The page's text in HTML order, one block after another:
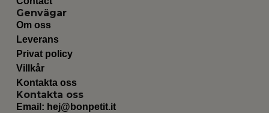
Genvägar
Om oss
Leverans
Privat policy
Villkår
Kontakta oss
Kontakta oss
Email: hej@bonpetit.it